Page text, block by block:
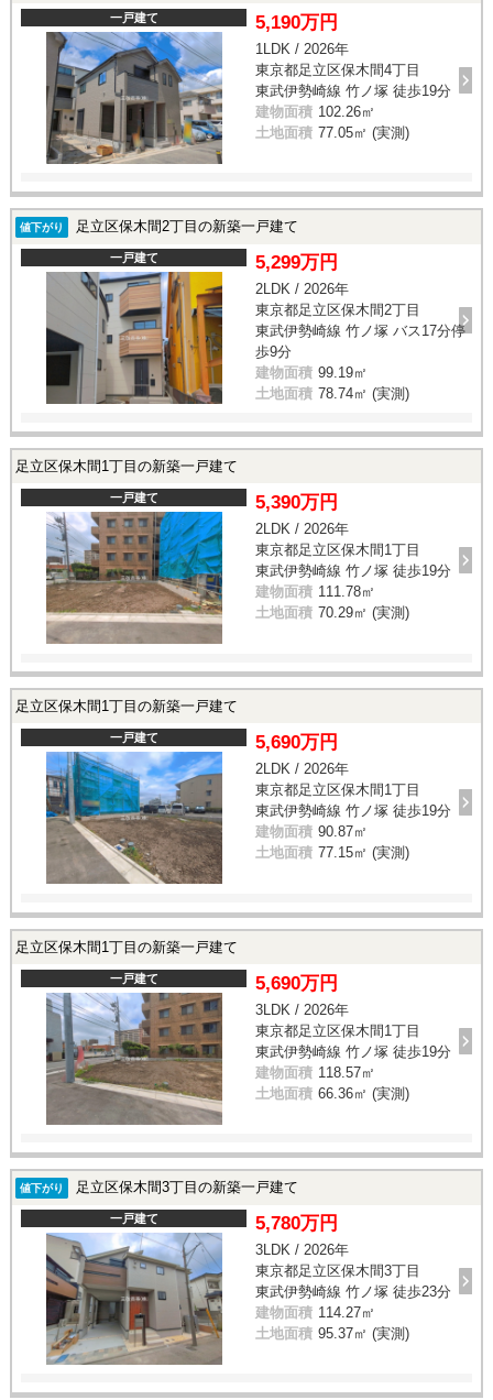
一戸建て 5,190万円
1LDK / 2026年
東京都足立区保木間4丁目
東武伊勢崎線 竹ノ塚 徒歩19分
建物面積 102.26㎡
土地面積 77.05㎡ (実測)
値下がり 足立区保木間2丁目の新築一戸建て
一戸建て 5,299万円
2LDK / 2026年
東京都足立区保木間2丁目
東武伊勢崎線 竹ノ塚 バス17分停
歩9分
建物面積 99.19㎡
土地面積 78.74㎡ (実測)
足立区保木間1丁目の新築一戸建て
一戸建て 5,390万円
2LDK / 2026年
東京都足立区保木間1丁目
東武伊勢崎線 竹ノ塚 徒歩19分
建物面積 111.78㎡
土地面積 70.29㎡ (実測)
足立区保木間1丁目の新築一戸建て
一戸建て 5,690万円
2LDK / 2026年
東京都足立区保木間1丁目
東武伊勢崎線 竹ノ塚 徒歩19分
建物面積 90.87㎡
土地面積 77.15㎡ (実測)
足立区保木間1丁目の新築一戸建て
一戸建て 5,690万円
3LDK / 2026年
東京都足立区保木間1丁目
東武伊勢崎線 竹ノ塚 徒歩19分
建物面積 118.57㎡
土地面積 66.36㎡ (実測)
値下がり 足立区保木間3丁目の新築一戸建て
一戸建て 5,780万円
3LDK / 2026年
東京都足立区保木間3丁目
東武伊勢崎線 竹ノ塚 徒歩23分
建物面積 114.27㎡
土地面積 95.37㎡ (実測)